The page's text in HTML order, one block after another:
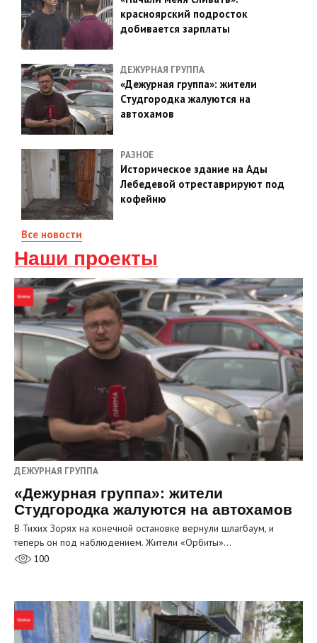
красноярский подросток
добивается зарплаты
ДЕЖУРНАЯ ГРУППА
«Дежурная группа»: жители
Студгородка жалуются на
автохамов
РАЗНОЕ
Историческое здание на Ады
Лебедевой отреставрируют под
кофейню
Все новости
Наши проекты
ДЕЖУРНАЯ ГРУППА
«Дежурная группа»: жители
Студгородка жалуются на автохамов
В Тихих Зорях на конечной остановке вернули шлагбаум, и
теперь он под наблюдением. Жители «Орбиты»…
100